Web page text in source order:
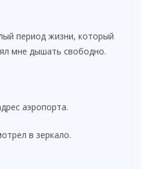
период жизни, который
мне дышать свободно.
аэропорта.
в зеркало.